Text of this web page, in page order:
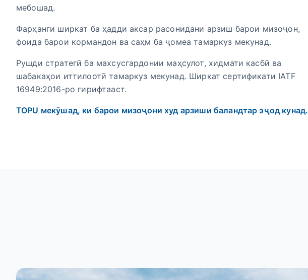
мебошад.
Фарҳанги ширкат ба ҳадди аксар расонидани арзиш барои мизоҷон,
фоида барои кормандон ва саҳм ба ҷомеа тамаркуз мекунад.
Рушди стратегӣ ба махсусгардонии маҳсулот, хидмати касбӣ ва
шабакаҳои иттилоотӣ тамаркуз мекунад. Ширкат сертификати IATF
16949:2016-ро гирифтааст.
TOPU мекӯшад, ки барои мизоҷони худ арзиши баландтар эҷод кунад.